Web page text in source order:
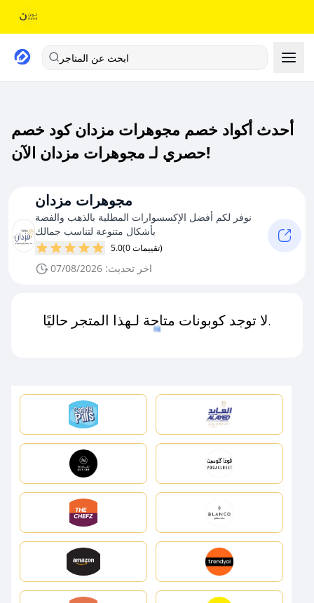
ابحث عن المتاجر
أحدث أكواد خصم مجوهرات مزدان كود خصم
حصري لـ مجوهرات مزدان الآن!
مجوهرات مزدان
نوفر لكم أفضل الإكسسوارات المطلية بالذهب والفضة
بأشكال متنوعة لتناسب جمالك
5.0 (0 تقييمات)
اخر تحديث: 07/08/2026
لا توجد كوبونات متاحة لـهذا المتجر حاليًا.